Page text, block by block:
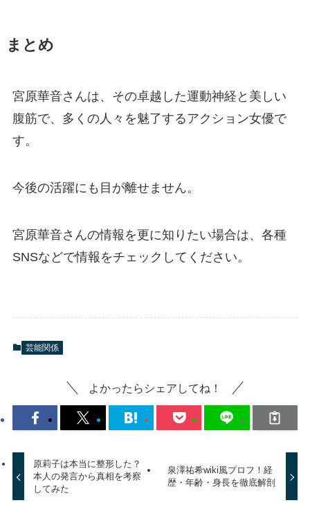
まとめ
宮原華音さんは、その卓越した運動神経と美しい
腹筋で、多くの人々を魅了するアクション女優で
す。
今後の活躍にも目が離せません。
宮原華音さんの情報を更に知りたい場合は、各種
SNSなどで情報をチェックしてください。
芸能関係
よかったらシェアしてね！
原莉子は本当に整形した？
本人の発言から真相を考察
してみた
泉澤祐希wiki風プロフ！経
歴・年齢・身長を徹底解剖